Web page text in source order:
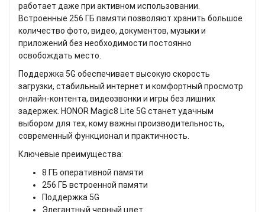
работает даже при активном использовании.
Встроенные 256 ГБ памяти позволяют хранить большое
количество фото, видео, документов, музыки и
приложений без необходимости постоянно
освобождать место.
Поддержка 5G обеспечивает высокую скорость
загрузки, стабильный интернет и комфортный просмотр
онлайн-контента, видеозвонки и игры без лишних
задержек. HONOR Magic8 Lite 5G станет удачным
выбором для тех, кому важны производительность,
современный функционал и практичность.
Ключевые преимущества:
8 ГБ оперативной памяти
256 ГБ встроенной памяти
Поддержка 5G
Элегантный черный цвет